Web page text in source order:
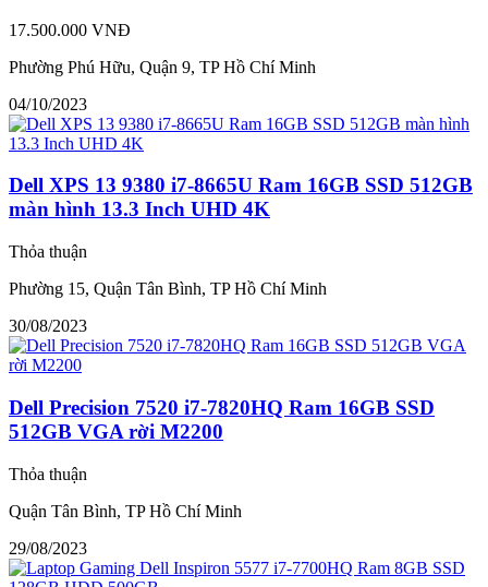
17.500.000 VNĐ
Phường Phú Hữu, Quận 9, TP Hồ Chí Minh
04/10/2023
Dell XPS 13 9380 i7-8665U Ram 16GB SSD 512GB
màn hình 13.3 Inch UHD 4K
Thỏa thuận
Phường 15, Quận Tân Bình, TP Hồ Chí Minh
30/08/2023
Dell Precision 7520 i7-7820HQ Ram 16GB SSD
512GB VGA rời M2200
Thỏa thuận
Quận Tân Bình, TP Hồ Chí Minh
29/08/2023